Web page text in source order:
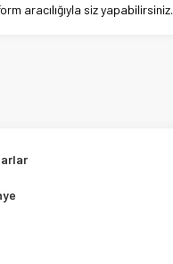
aracılığıyla siz yapabilirsiniz.